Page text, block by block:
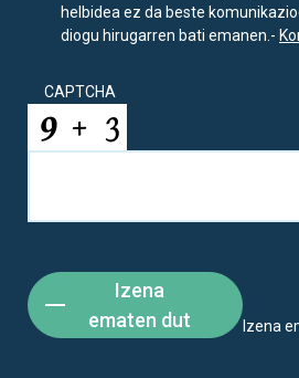
helbidea ez da beste
diogu hirugarren bati emanen.-
CAPTCHA
Izena
ematen dut
Izena